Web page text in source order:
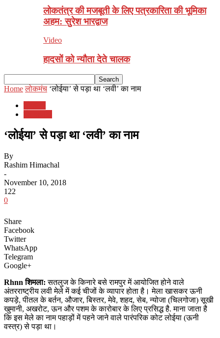
लोकतंत्र की मजबूती के लिए पत्रकारिता की भूमिका
अहम: सुरेश भारद्वाज
Video
हादसों को न्यौता देते चालक
Home लोकमंच ‘लोईया’ से पड़ा था ‘लवी’ का नाम
‘लोईया’ से पड़ा था ‘लवी’ का नाम
By
Rashim Himachal
-
November 10, 2018
122
0
Share
Facebook
Twitter
WhatsApp
Telegram
Google+
Rhnn शिमला:सतलुज के किनारे बसे रामपुर में आयोजित होने वाले
अंतरराष्ट्रीय लवी मेले में कई चीजों के व्यापार होता है। मेला खासकर ऊनी
कपड़े, पीतल के बर्तन, औजार, बिस्तर, मेवे, शहद, सेब, न्योजा (चिलगोजा) सूखी
खुमानी, अखरोट, ऊन और पशम के कारोबार के लिए प्रसिद्ध है. माना जाता है
कि इस मेले का नाम पहाड़ों में पहने जाने वाले पारंपरिक कोट लोईया (ऊनी
वस्त्र) से पड़ा था।